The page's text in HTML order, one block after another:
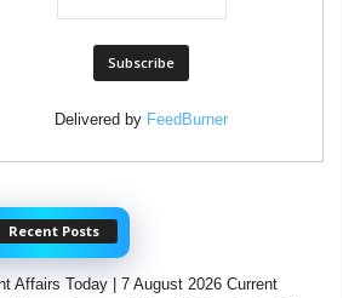
Delivered by FeedBurner
Recent Posts
Affairs Today | 7 August 2026 Current